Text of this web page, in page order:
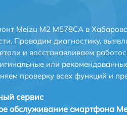
Meizu M2 M578CA в
Проводим диагностику,
и восстанавливаем
или
проверку всех функций и
сервис
обслуживание смартфона